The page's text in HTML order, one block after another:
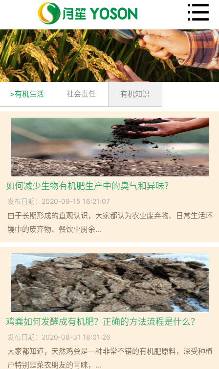
>有机生活 社会责任 有机知识
如何减少生物有机肥生产中的臭气和异味？
发布日期：2020-09-15 16:21:07
由于长期形成的直观认识，大家都认为农业废弃物、日常生活环
境中的废弃物、餐饮业厨余...
鸡粪如何发酵成有机肥？正确的方法流程是什么？
发布日期：2020-08-31 18:01:26
大家都知道，天然鸡粪是一种非常不错的有机肥原料，深受种植
户特别是菜农朋友的青睐，...